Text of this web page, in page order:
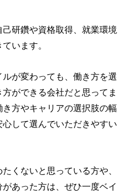
研鑽や資格取得、就業環境
います。
が変わっても、働き方を選
ができる会社だと思ってま
方やキャリアの選択肢の幅
して選んでいただきやすい
くないと思っている方や、
あった方は、ぜひ一度ベイ